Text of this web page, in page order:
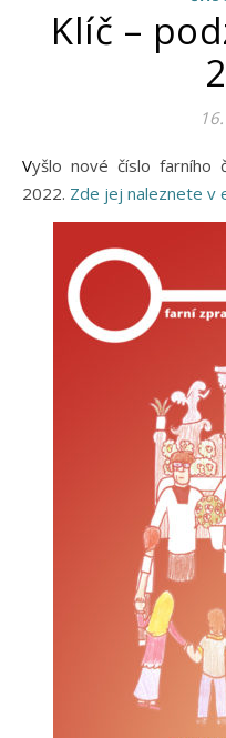
Klíč –
Vyšlo nové číslo farního časopisu Klíč – podzimní vydání
2022. Zde jej naleznete v